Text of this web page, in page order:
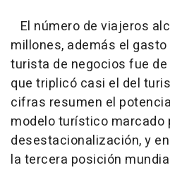
El número de viajeros
millones, además el
turista de negocios fue
que triplicó casi el del
cifras resumen el
modelo turístico marcado
desestacionalización, y
la tercera posición